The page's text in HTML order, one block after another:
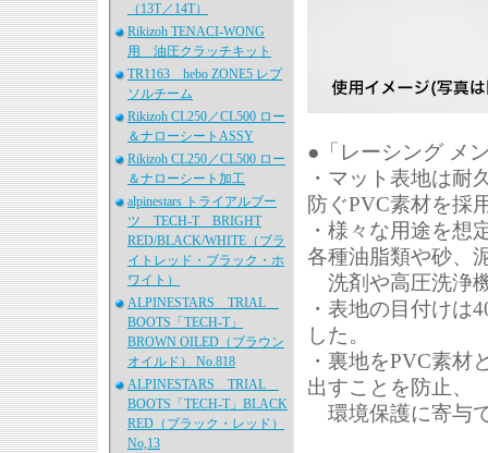
（13T／14T）
Rikizoh TENACI-WONG
用 油圧クラッチキット
TR1163 hebo ZONE5 レプ
ソルチーム
Rikizoh CL250／CL500 ロー
＆ナローシートASSY
Rikizoh CL250／CL500 ロー
＆ナローシート加工
alpinestars トライアルブー
ツ TECH-T BRIGHT
RED/BLACK/WHITE（ブラ
イトレッド・ブラック・ホ
ワイト）
ALPINESTARS TRIAL
BOOTS「TECH-T」
BROWN OILED（ブラウン
オイルド） No.818
ALPINESTARS TRIAL
BOOTS「TECH-T」BLACK
RED（ブラック・レッド）
No,13
●「レーシング メ
・マット表地は耐
防ぐPVC素材を採
・様々な用途を想
各種油脂類や砂、
洗剤や高圧洗浄
・表地の目付けは
した。
・裏地をPVC素材
出すことを防止、
環境保護に寄与